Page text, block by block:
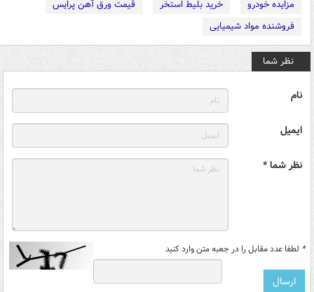
مزایده خودرو
خرید بلیط استخر
قیمت ورق آهن پرایس
فروشنده مواد شیمیایی
نظر شما
نام
ایمیل
نظر شما *
* لطفا عدد مقابل را در جعبه متن وارد کنید